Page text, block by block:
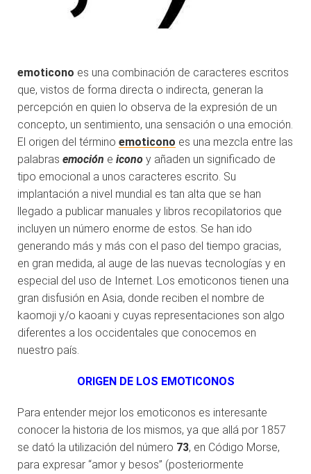
emoticono es una combinación de caracteres escritos
que, vistos de forma directa o indirecta, generan la
percepción en quien lo observa de la expresión de un
concepto, un sentimiento, una sensación o una emoción.
El origen del término emoticono es una mezcla entre las
palabras emoción e icono y añaden un significado de
tipo emocional a unos caracteres escrito. Su
implantación a nivel mundial es tan alta que se han
llegado a publicar manuales y libros recopilatorios que
incluyen un número enorme de estos. Se han ido
generando más y más con el paso del tiempo gracias,
en gran medida, al auge de las nuevas tecnologías y en
especial del uso de Internet. Los emoticonos tienen una
gran disfusión en Asia, donde reciben el nombre de
kaomoji y/o kaoani y cuyas representaciones son algo
diferentes a los occidentales que conocemos en
nuestro país.
ORIGEN DE LOS EMOTICONOS
Para entender mejor los emoticonos es interesante
conocer la historia de los mismos, ya que allá por 1857
se dató la utilización del número 73, en Código Morse,
para expresar “amor y besos” (posteriormente